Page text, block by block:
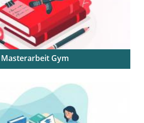
Masterarbeit Gym